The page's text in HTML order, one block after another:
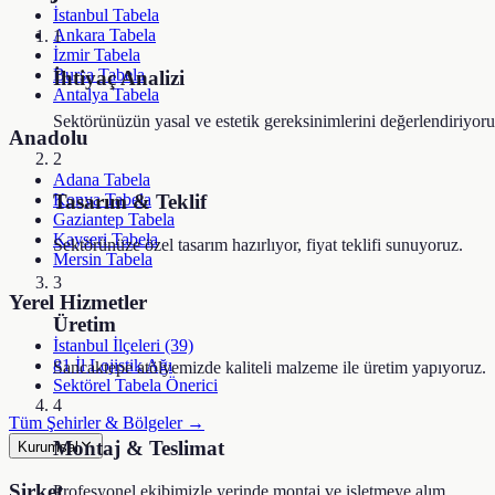
İstanbul Tabela
Ankara Tabela
İzmir Tabela
Bursa Tabela
Antalya Tabela
Anadolu
Adana Tabela
Konya Tabela
Gaziantep Tabela
Kayseri Tabela
Mersin Tabela
Yerel Hizmetler
İstanbul İlçeleri (39)
81 İl Lojistik Ağı
Sektörel Tabela Önerici
Tüm Şehirler & Bölgeler →
Kurumsal
1
İhtiyaç Analizi
Sektörünüzün yasal ve estetik gereksinimlerini
2
Tasarım & Teklif
Sektörünüze özel tasarım hazırlıyor, fiyat teklifi sunuyoruz.
3
Üretim
Sancaktepe atölyemizde kaliteli malzeme ile üretim yapıyoruz.
4
Montaj & Teslimat
Profesyonel ekibimizle yerinde montaj ve işletmeye alım.